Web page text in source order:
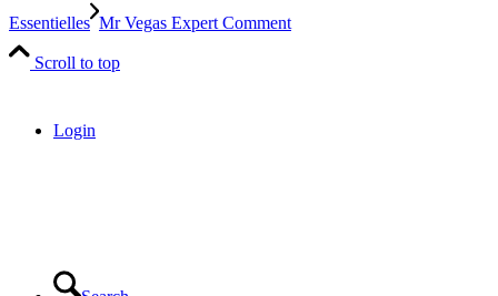
Login
Essentielles Mr Vegas Expert Comment
Scroll to top